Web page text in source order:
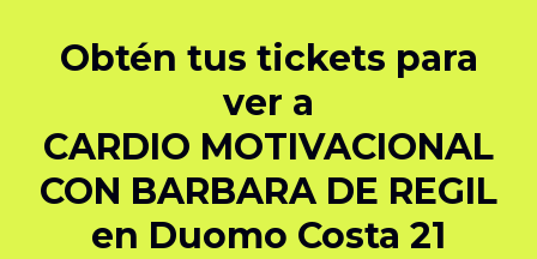
Obtén tus tickets para
ver a
CARDIO MOTIVACIONAL
CON BARBARA DE REGIL
en Duomo Costa 21